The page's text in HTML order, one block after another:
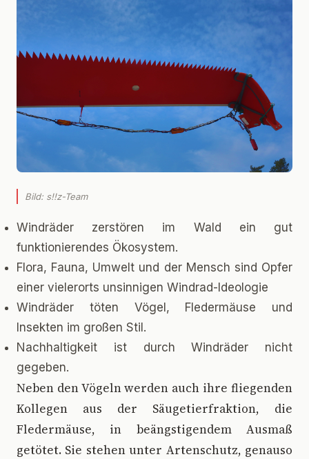
Bild: s!!z-Team
Windräder zerstören im Wald ein gut
funktionierendes Ökosystem.
Flora, Fauna, Umwelt und der Mensch sind Opfer
einer vielerorts unsinnigen Windrad-Ideologie
Windräder töten Vögel, Fledermäuse und
Insekten im großen Stil.
Nachhaltigkeit ist durch Windräder nicht
gegeben.
Neben den Vögeln werden auch ihre fliegenden
Kollegen aus der Säugetierfraktion, die
Fledermäuse, in beängstigendem Ausmaß
getötet. Sie stehen unter Artenschutz, genauso